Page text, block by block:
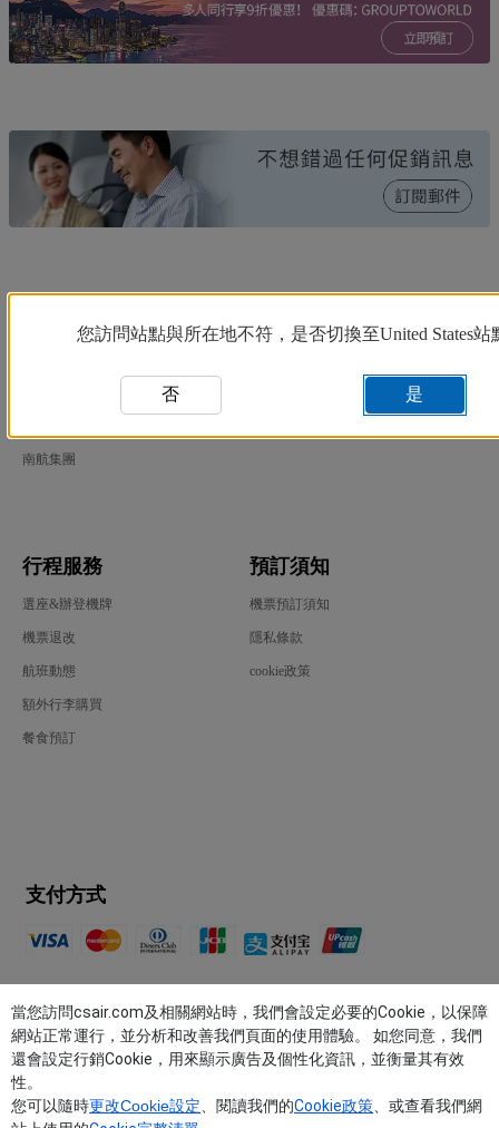
您訪問站點與所在地不符，是否切換至United States站
否 是
南航集團
行程服務
選座&辦登機牌
機票退改
航班動態
額外行李購買
餐食預訂
預訂須知
機票預訂須知
隱私條款
cookie政策
支付方式
關註我們